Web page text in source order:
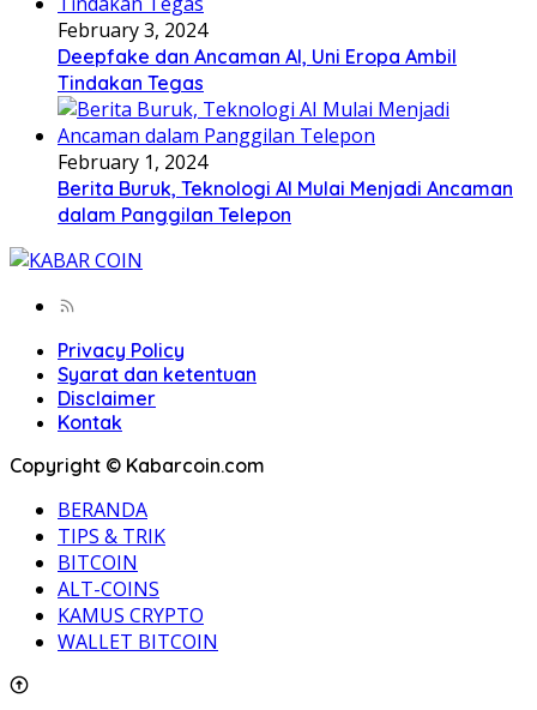
February 3, 2024
Deepfake dan Ancaman AI, Uni Eropa Ambil
Tindakan Tegas
February 1, 2024
Berita Buruk, Teknologi AI Mulai Menjadi Ancaman
dalam Panggilan Telepon
Privacy Policy
Syarat dan ketentuan
Disclaimer
Kontak
Copyright © Kabarcoin.com
BERANDA
TIPS & TRIK
BITCOIN
ALT-COINS
KAMUS CRYPTO
WALLET BITCOIN